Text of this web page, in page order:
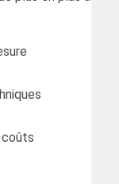
coûts